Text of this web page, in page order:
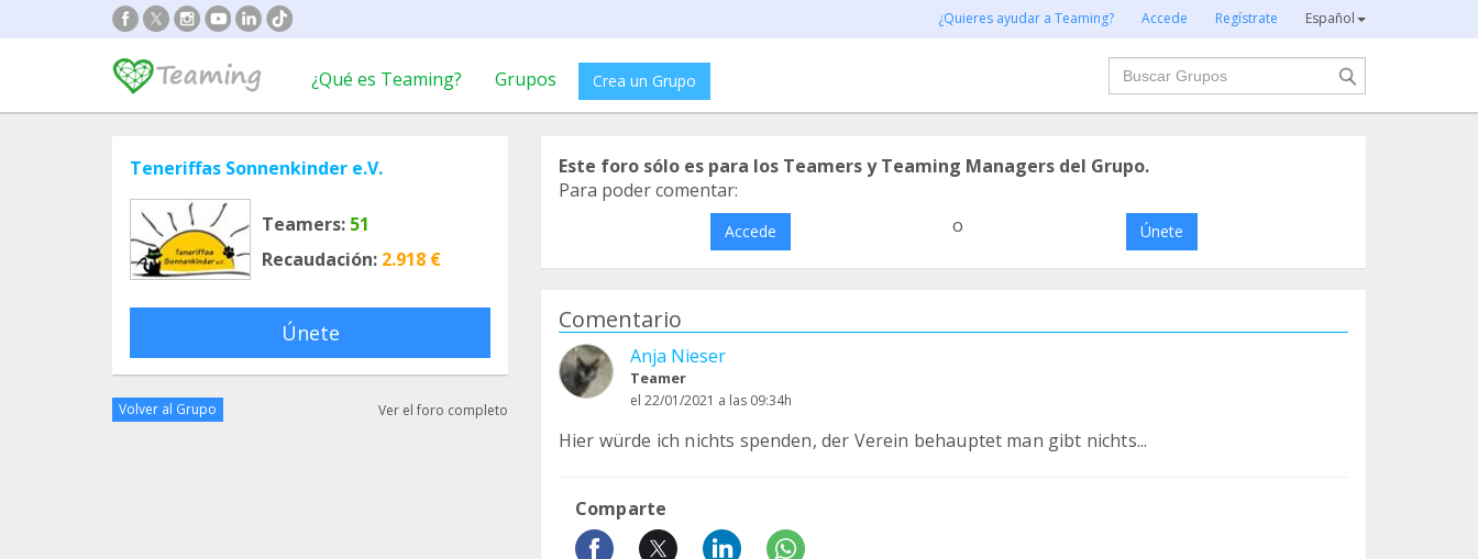
¿Quieres ayudar a Teaming? Accede Regístrate Español
¿Qué es Teaming? Grupos Crea un Grupo
Buscar
Teneriffas Sonnenkinder e.V.
Teamers: 51
Recaudación: 2.918 €
Únete
Volver al Grupo Ver el foro completo
Este foro sólo es para los Teamers y Teaming Managers del Grupo.
Para poder comentar:
Accede o Únete
Comentario
Anja Nieser
Teamer
el 22/01/2021 a las 09:34h
Hier würde ich nichts spenden, der Verein behauptet man gibt nichts...
Comparte